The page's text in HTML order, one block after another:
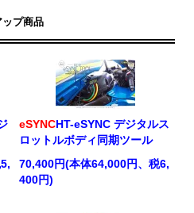
ップ商品
eSYNCHT-eSYNC デジタルス
ロットルボディ同期ツール
70,400円(本体64,000円、税6,
400円)